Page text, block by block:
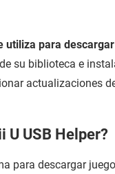
para descargar
su biblioteca e
actualizaciones de
U USB Helper?
para descargar